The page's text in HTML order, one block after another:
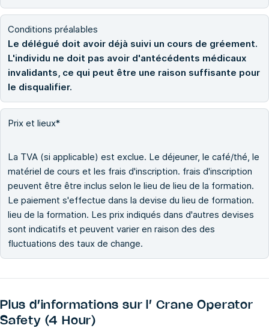
Conditions préalables
Le délégué doit avoir déjà suivi un cours de gréement.
L'individu ne doit pas avoir d'antécédents médicaux
invalidants, ce qui peut être une raison suffisante pour
le disqualifier.
Prix et lieux*
La TVA (si applicable) est exclue. Le déjeuner, le café/thé, le
matériel de cours et les frais d'inscription. frais d'inscription
peuvent être être inclus selon le lieu de lieu de la formation.
Le paiement s'effectue dans la devise du lieu de formation.
lieu de la formation. Les prix indiqués dans d'autres devises
sont indicatifs et peuvent varier en raison des des
fluctuations des taux de change.
Plus d’informations sur l’ Crane Operator
Safety (4 Hour)